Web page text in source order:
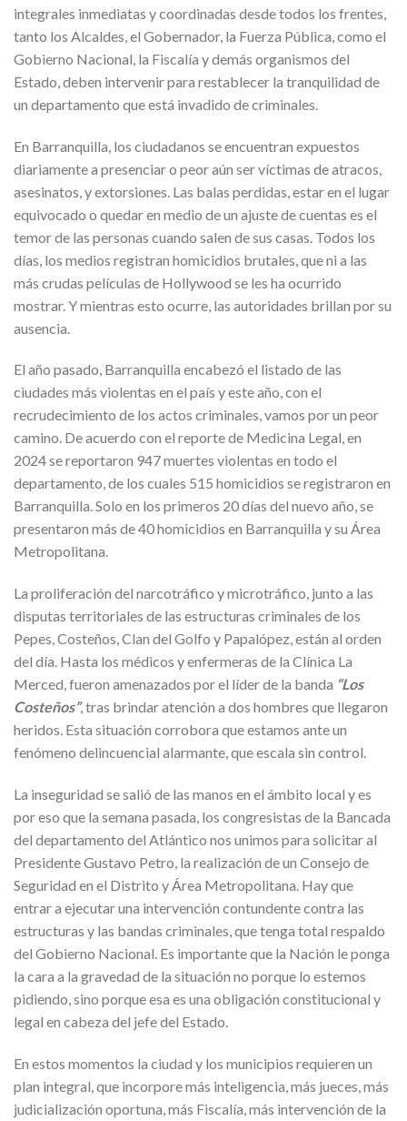
integrales inmediatas y coordinadas desde todos los frentes,
tanto los Alcaldes, el Gobernador, la Fuerza Pública, como el
Gobierno Nacional, la Fiscalía y demás organismos del
Estado, deben intervenir para restablecer la tranquilidad de
un departamento que está invadido de criminales.
En Barranquilla, los ciudadanos se encuentran expuestos
diariamente a presenciar o peor aún ser víctimas de atracos,
asesinatos, y extorsiones. Las balas perdidas, estar en el lugar
equivocado o quedar en medio de un ajuste de cuentas es el
temor de las personas cuando salen de sus casas. Todos los
días, los medios registran homicidios brutales, que ni a las
más crudas películas de Hollywood se les ha ocurrido
mostrar. Y mientras esto ocurre, las autoridades brillan por su
ausencia.
El año pasado, Barranquilla encabezó el listado de las
ciudades más violentas en el país y este año, con el
recrudecimiento de los actos criminales, vamos por un peor
camino. De acuerdo con el reporte de Medicina Legal, en
2024 se reportaron 947 muertes violentas en todo el
departamento, de los cuales 515 homicidios se registraron en
Barranquilla. Solo en los primeros 20 días del nuevo año, se
presentaron más de 40 homicidios en Barranquilla y su Área
Metropolitana.
La proliferación del narcotráfico y microtráfico, junto a las
disputas territoriales de las estructuras criminales de los
Pepes, Costeños, Clan del Golfo y Papalópez, están al orden
del día. Hasta los médicos y enfermeras de la Clínica La
Merced, fueron amenazados por el líder de la banda “Los
Costeños”, tras brindar atención a dos hombres que llegaron
heridos. Esta situación corrobora que estamos ante un
fenómeno delincuencial alarmante, que escala sin control.
La inseguridad se salió de las manos en el ámbito local y es
por eso que la semana pasada, los congresistas de la Bancada
del departamento del Atlántico nos unimos para solicitar al
Presidente Gustavo Petro, la realización de un Consejo de
Seguridad en el Distrito y Área Metropolitana. Hay que
entrar a ejecutar una intervención contundente contra las
estructuras y las bandas criminales, que tenga total respaldo
del Gobierno Nacional. Es importante que la Nación le ponga
la cara a la gravedad de la situación no porque lo estemos
pidiendo, sino porque esa es una obligación constitucional y
legal en cabeza del jefe del Estado.
En estos momentos la ciudad y los municipios requieren un
plan integral, que incorpore más inteligencia, más jueces, más
judicialización oportuna, más Fiscalía, más intervención de la